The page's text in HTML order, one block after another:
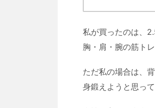
私が買ったのは、
胸・肩・腕の筋ト
ただ私の場合は、
身鍛えようと思っ